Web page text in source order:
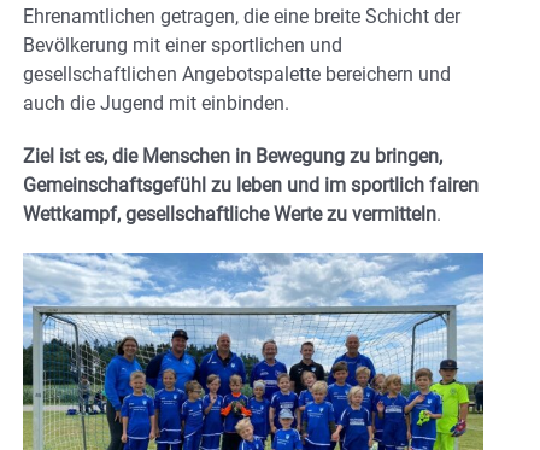
Ehrenamtlichen getragen, die eine breite Schicht der
Bevölkerung mit einer sportlichen und
gesellschaftlichen Angebotspalette bereichern und
auch die Jugend mit einbinden.
Ziel ist es, die Menschen in Bewegung zu bringen,
Gemeinschaftsgefühl zu leben und im sportlich fairen
Wettkampf, gesellschaftliche Werte zu vermitteln.